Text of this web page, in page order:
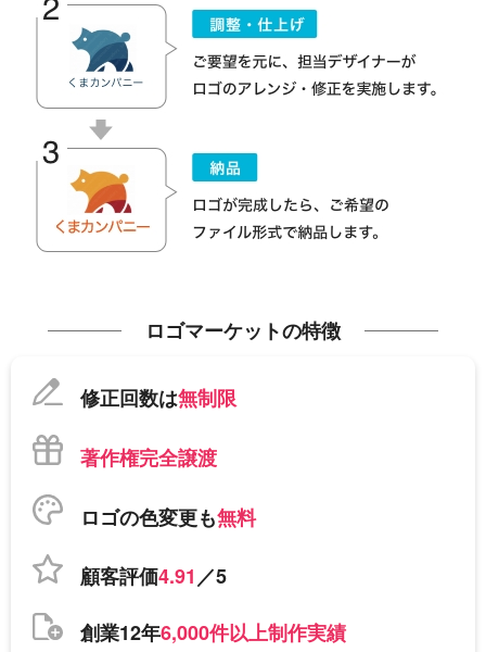
ロゴマーケットの特徴
修正回数は無制限
著作権完全譲渡
ロゴの色変更も無料
顧客評価4.91／5
創業12年6,000件以上制作実績